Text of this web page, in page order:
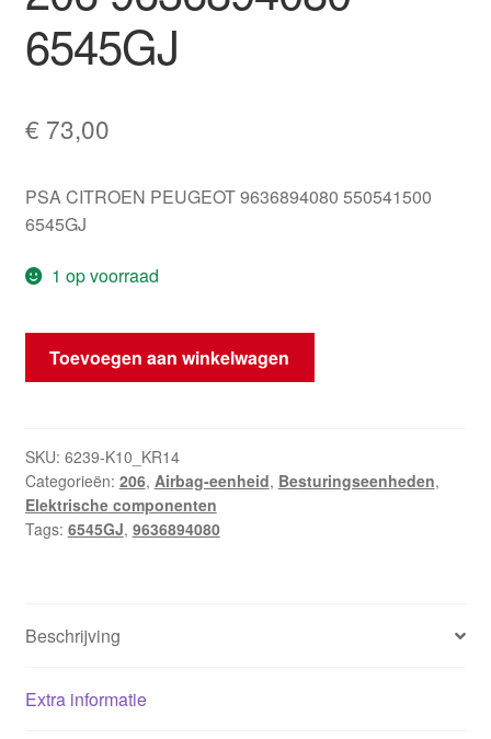
6545GJ
€ 73,00
PSA CITROEN PEUGEOT 9636894080 550541500
6545GJ
1 op voorraad
Airbagmodule
Peugeot
6545GJ
hoeveelheid
Toevoegen aan winkelwagen
SKU: 6239-K10_KR14
Categorieën: 206, Airbag-eenheid, Besturingseenheden,
Elektrische componenten
Tags: 6545GJ, 9636894080
Beschrijving
Extra informatie